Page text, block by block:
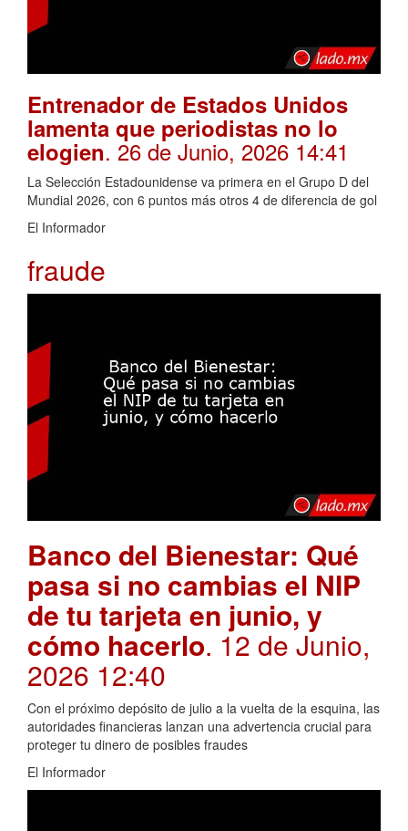
Entrenador de Estados Unidos
lamenta que periodistas no lo
elogien. 26 de Junio, 2026 14:41
La Selección Estadounidense va primera en el Grupo D del
Mundial 2026, con 6 puntos más otros 4 de diferencia de gol
El Informador
fraude
Banco del Bienestar: Qué
pasa si no cambias el NIP
de tu tarjeta en junio, y
cómo hacerlo. 12 de Junio,
2026 12:40
Con el próximo depósito de julio a la vuelta de la esquina, las
autoridades financieras lanzan una advertencia crucial para
proteger tu dinero de posibles fraudes
El Informador